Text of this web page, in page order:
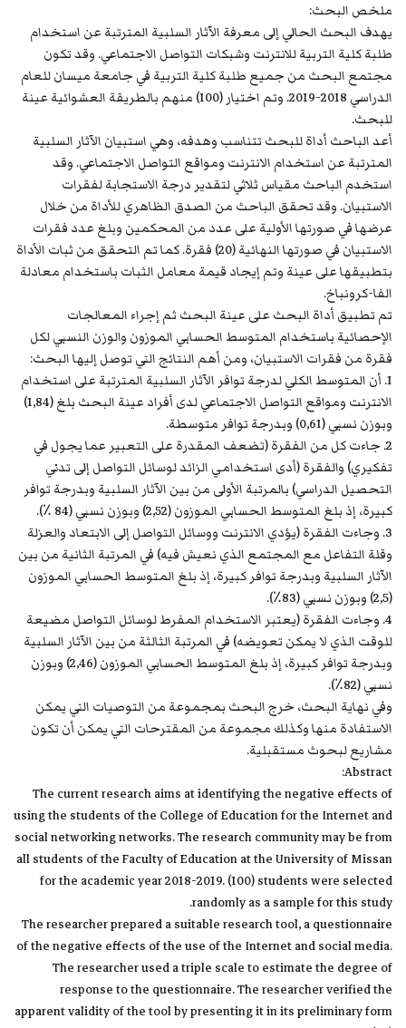
ملخص البحث:
يهدف البحث الحالي إلى معرفة الآثار السلبية المترتبة عن استخدام
طلبة كلية التربية للانترنت وشبكات التواصل الاجتماعي. وقد تكون
مجتمع البحث من جميع طلبة كلية التربية في جامعة ميسان للعام
الدراسي 2018-2019. وتم اختيار (100) منهم بالطريقة العشوائية عينة
للبحث.
أعد الباحث أداة للبحث تتناسب وهدفه، وهي استبيان الآثار السلبية
المترتبة عن استخدام الانترنت ومواقع التواصل الاجتماعي. وقد
استخدم الباحث مقياس ثلاثي لتقدير درجة الاستجابة لفقرات
الاستبيان. وقد تحقق الباحث من الصدق الظاهري للأداة من خلال
عرضها في صورتها الأولية على عدد من المحكمين وبلغ عدد فقرات
الاستبيان في صورتها النهائية (20) فقرة. كما تم التحقق من ثبات الأداة
بتطبيقها على عينة وتم إيجاد قيمة معامل الثبات باستخدام معادلة
الفا-كرونباخ.
تم تطبيق أداة البحث على عينة البحث ثم إجراء المعالجات
الإحصائية باستخدام المتوسط الحسابي الموزون والوزن النسبي لكل
فقرة من فقرات الاستبيان، ومن أهم النتائج التي توصل إليها البحث:
1. أن المتوسط الكلي لدرجة توافر الآثار السلبية المترتبة على استخدام
الانترنت ومواقع التواصل الاجتماعي لدى أفراد عينة البحث بلغ (1,84)
وبوزن نسبي (0,61) وبدرجة توافر متوسطة.
2. جاءت كل من الفقرة (تضعف المقدرة على التعبير عما يجول في
تفكيري) والفقرة (أدى استخدامي الزائد لوسائل التواصل إلى تدني
التحصيل الدراسي) بالمرتبة الأولى من بين الآثار السلبية وبدرجة توافر
كبيرة، إذ بلغ المتوسط الحسابي الموزون (2,52) وبوزن نسبي (84 ٪).
3. وجاءت الفقرة (يؤدي الانترنت ووسائل التواصل إلى الابتعاد والعزلة
وقلة التفاعل مع المجتمع الذي نعيش فيه) في المرتبة الثانية من بين
الآثار السلبية وبدرجة توافر كبيرة، إذ بلغ المتوسط الحسابي الموزون
(2,5) وبوزن نسبي (83٪).
4. وجاءت الفقرة (يعتبر الاستخدام المفرط لوسائل التواصل مضيعة
للوقت الذي لا يمكن تعويضه) في المرتبة الثالثة من بين الآثار السلبية
وبدرجة توافر كبيرة، إذ بلغ المتوسط الحسابي الموزون (2,46) وبوزن
نسبي (82٪).
وفي نهاية البحث، خرج البحث بمجموعة من التوصيات التي يمكن
الاستفادة منها وكذلك مجموعة من المقترحات التي يمكن أن تكون
مشاريع لبحوث مستقبلية.
Abstract:
The current research aims at identifying the negative effects of
using the students of the College of Education for the Internet and
social networking networks. The research community may be from
all students of the Faculty of Education at the University of Missan
for the academic year 2018-2019. (100) students were selected
randomly as a sample for this study.
The researcher prepared a suitable research tool, a questionnaire
of the negative effects of the use of the Internet and social media.
The researcher used a triple scale to estimate the degree of
response to the questionnaire. The researcher verified the
apparent validity of the tool by presenting it in its preliminary form